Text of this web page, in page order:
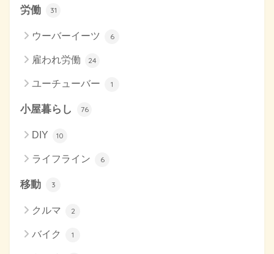
労働 31
ウーバーイーツ 6
雇われ労働 24
ユーチューバー 1
小屋暮らし 76
DIY 10
ライフライン 6
移動 3
クルマ 2
バイク 1